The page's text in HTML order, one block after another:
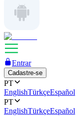
Entrar
Cadastre-se
PT
EnglishTürkçeEspañol
PT
EnglishTürkçeEspañol